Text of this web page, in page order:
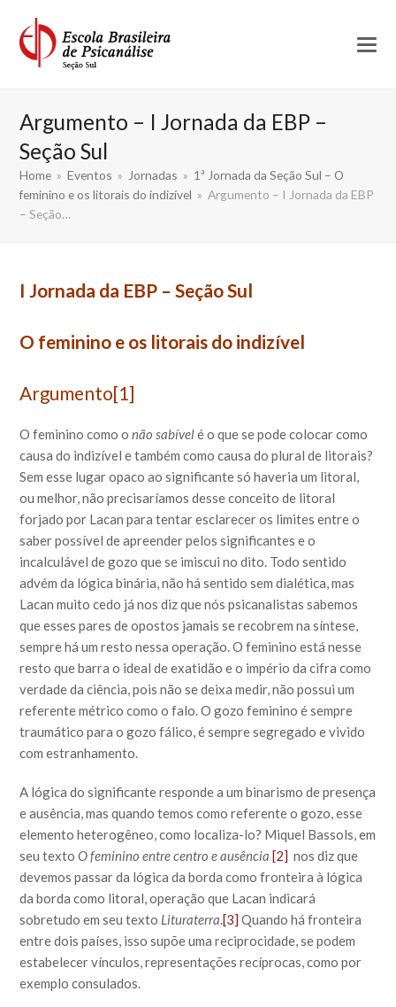
Argumento – I Jornada da EBP –
Seção Sul
Home » Eventos » Jornadas » 1ª Jornada da Seção Sul – O
feminino e os litorais do indizível » Argumento – I Jornada da EBP
– Seção…
I Jornada da EBP – Seção Sul
O feminino e os litorais do indizível
Argumento[1]
O feminino como onão sabívelé o que se pode colocar como
causa do indizível e também como causa do plural de litorais?
Sem esse lugar opaco ao significante só haveria um litoral,
ou melhor, não precisaríamos desse conceito de litoral
forjado por Lacan para tentar esclarecer os limites entre o
saber possível de apreender pelos significantes e o
incalculável de gozo que se imiscui no dito. Todo sentido
advém da lógica binária, não há sentido sem dialética, mas
Lacan muito cedo já nos diz que nós psicanalistas sabemos
que esses pares de opostos jamais se recobrem na síntese,
sempre há um resto nessa operação. O feminino está nesse
resto que barra o ideal de exatidão e o império da cifra como
verdade da ciência, pois não se deixa medir, não possui um
referente métrico como o falo. O gozo feminino é sempre
traumático para o gozo fálico, é sempre segregado e vivido
com estranhamento.
A lógica do significante responde a um binarismo de presença
e ausência, mas quando temos como referente o gozo, esse
elemento heterogêneo, como localiza-lo? Miquel Bassols, em
seu textoO feminino entre centro e ausência[2] nos diz que
devemos passar da lógica da borda como fronteira à lógica
da borda como litoral, operação que Lacan indicará
sobretudo em seu texto Lituraterra.[3] Quando há fronteira
entre dois países, isso supõe uma reciprocidade, se podem
estabelecer vínculos, representações recíprocas, como por
exemplo consulados.